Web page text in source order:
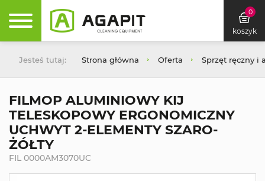
0
koszyk
Jesteś tutaj: Strona główna Oferta Sprzęt ręczny i
FILMOP ALUMINIOWY KIJ
TELESKOPOWY ERGONOMICZNY
UCHWYT 2-ELEMENTY SZARO-
ŻÓŁTY
FIL 0000AM3070UC